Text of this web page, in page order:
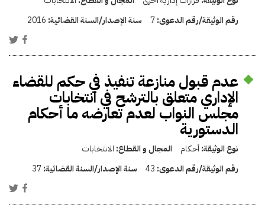
رقم الوثيقة/رقم الدعوى:7 سنة الإصدار/السنة القضائية: 2016
عدم قبول منازعة تنفيذ في حكم للقضاء
الإداري متعلق بالترشح في انتخابات
مجلس النواب لعدم تعارضه ما أحكام
الدستورية
نوع الوثيقة:أحكام المجال و القطاع: الانتخابات
رقم الوثيقة/رقم الدعوى: 43 سنة الإصدار/السنة القضائية:37